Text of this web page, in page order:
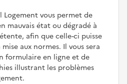
Logement vous permet de
mauvais état ou dégradé à
afin que celle-ci puisse
aux normes. Il vous sera
formulaire en ligne et de
illustrant les problèmes